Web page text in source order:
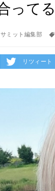
って
ミット編集部
リツィート